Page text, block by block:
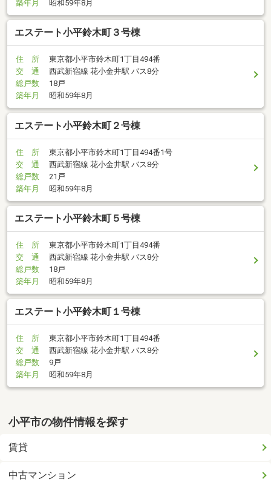
築年月
昭和59年8月
エステート小平鈴木町３号棟
住 所
東京都小平市鈴木町1丁目494番
交 通
西武新宿線 花小金井駅 バス8分
総戸数
18戸
築年月
昭和59年8月
エステート小平鈴木町２号棟
住 所
東京都小平市鈴木町1丁目494番1号
交 通
西武新宿線 花小金井駅 バス8分
総戸数
21戸
築年月
昭和59年8月
エステート小平鈴木町５号棟
住 所
東京都小平市鈴木町1丁目494番
交 通
西武新宿線 花小金井駅 バス8分
総戸数
18戸
築年月
昭和59年8月
エステート小平鈴木町１号棟
住 所
東京都小平市鈴木町1丁目494番
交 通
西武新宿線 花小金井駅 バス8分
総戸数
9戸
築年月
昭和59年8月
小平市の物件情報を探す
賃貸
中古マンション